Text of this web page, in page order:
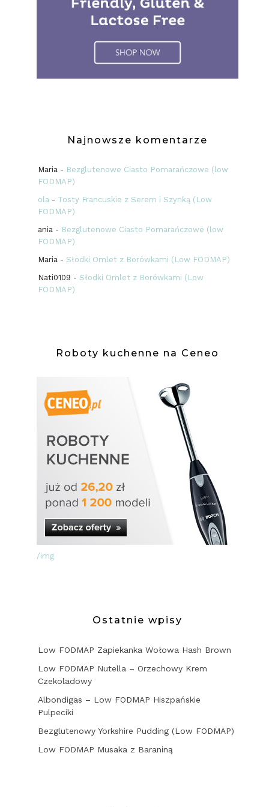
Najnowsze komentarze
Maria- Bezglutenowe Ciasto Pomarańczowe (low
FODMAP)
ola- Tosty Francuskie z Serem i Szynką (Low
FODMAP)
ania- Bezglutenowe Ciasto Pomarańczowe (low
FODMAP)
Maria- Słodki Omlet z Borówkami (Low FODMAP)
Nati0109 - Słodki Omlet z Borówkami (Low
FODMAP)
Roboty kuchenne na Ceneo
/img
Ostatnie wpisy
Low FODMAP Zapiekanka Wołowa Hash Brown
Low FODMAP Nutella – Orzechowy Krem
Czekoladowy
Albondigas – Low FODMAP Hiszpańskie
Pulpeciki
Bezglutenowy Yorkshire Pudding (Low FODMAP)
Low FODMAP Musaka z Baraniną